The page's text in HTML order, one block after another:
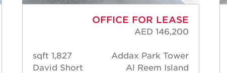
OFFICE FOR LEASE
AED 146,200
Addax Park Tower
Al Reem Island
1,827 sqft
David Short